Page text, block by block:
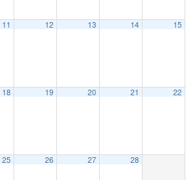
11 12 13 14 15
18 19 20 21 22
25 26 27 28